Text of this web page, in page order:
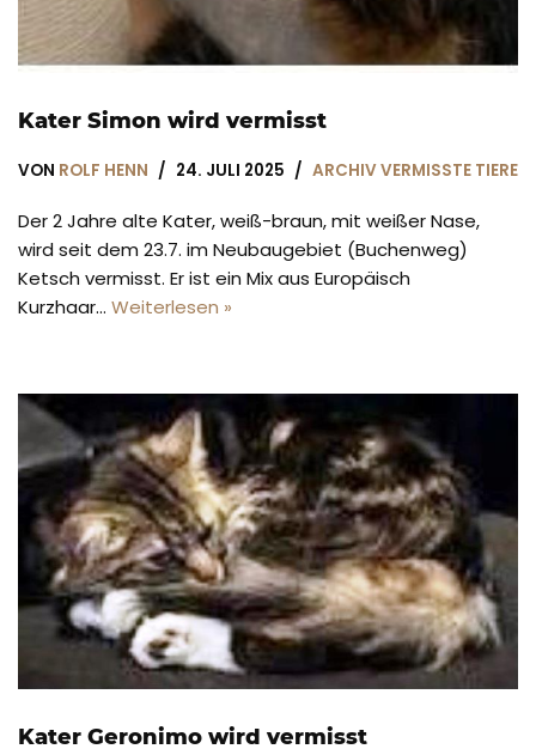
Kater Simon wird vermisst
VON ROLF HENN 24. JULI 2025 ARCHIV VERMISSTE TIERE
Der 2 Jahre alte Kater, weiß-braun, mit weißer Nase,
wird seit dem 23.7. im Neubaugebiet (Buchenweg)
Ketsch vermisst. Er ist ein Mix aus Europäisch
Kurzhaar… Weiterlesen »
Kater Geronimo wird vermisst